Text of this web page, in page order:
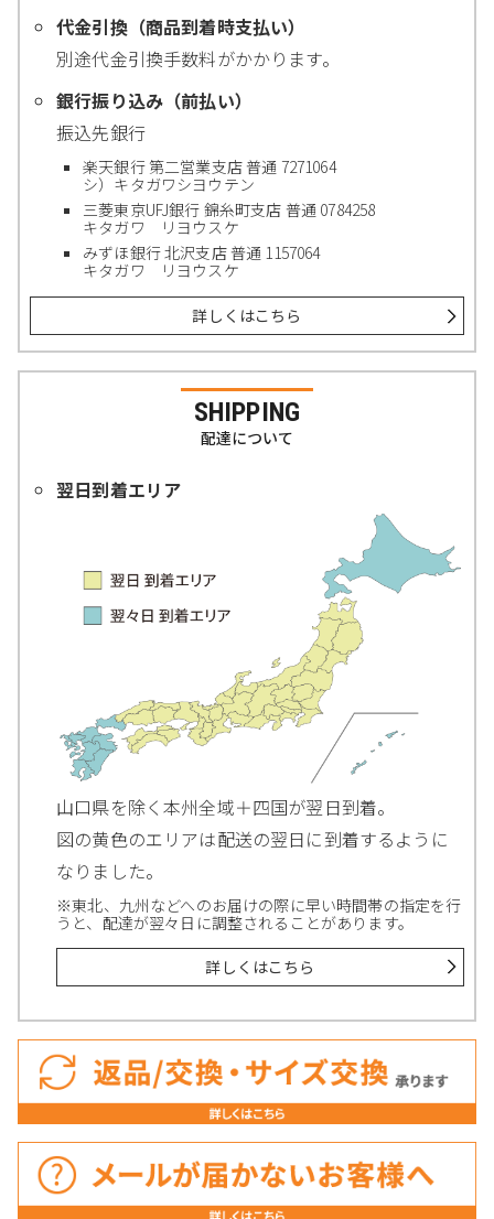
代金引換（商品到着時支払い）
別途代金引換手数料がかかります。
銀行振り込み（前払い）
振込先銀行
楽天銀行 第二営業支店 普通 7271064
シ）キタガワシヨウテン
三菱東京UFJ銀行 錦糸町支店 普通 0784258
キタガワ リヨウスケ
みずほ銀行 北沢支店 普通 1157064
キタガワ リヨウスケ
詳しくはこちら
SHIPPING
配達について
翌日到着エリア
山口県を除く本州全域＋四国が翌日到着。
図の黄色のエリアは配送の翌日に到着するように
なりました。
※東北、九州などへのお届けの際に早い時間帯の指定を行
うと、配達が翌々日に調整されることがあります。
詳しくはこちら